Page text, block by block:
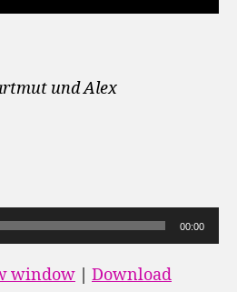
und Alex
00:00
window Download